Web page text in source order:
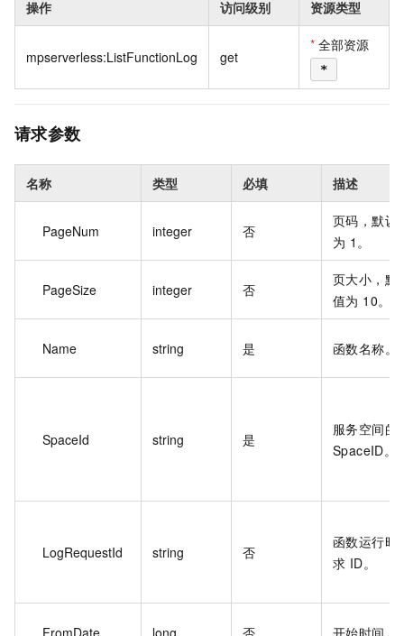
操作 访问级别 资源类型
mpserverless:ListFunctionLog get
* 全部资源
*
请求参数
名称 类型 必填 描述
PageNum integer 否
页码，默认
为 1。
PageSize integer 否
页大小，默
值为 10。
Name string 是 函数名称。
SpaceId string 是
服务空间的
SpaceID。
LogRequestId string 否
函数运行时
求 ID。